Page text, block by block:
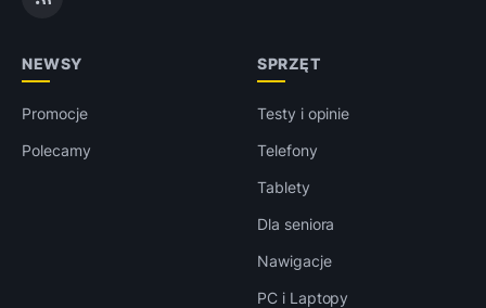
NEWSY
Promocje
Polecamy
SPRZĘT
Testy i opinie
Telefony
Tablety
Dla seniora
Nawigacje
PC i Laptopy